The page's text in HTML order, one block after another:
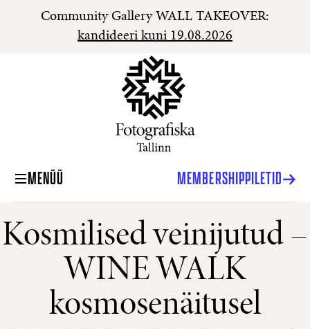
Community Gallery WALL TAKEOVER:
kandideeri kuni 19.08.2026
MENÜÜ MEMBERSHIPPILETID
Kosmilised veinijutud –
WINE WALK
kosmosenäitusel